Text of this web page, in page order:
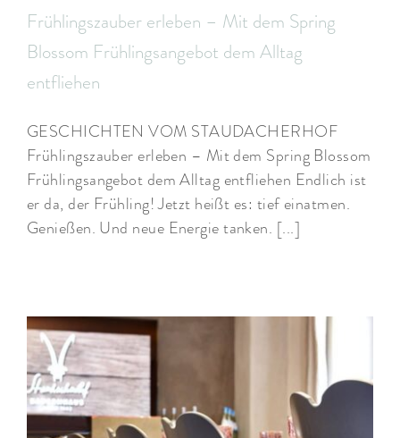
Frühlingszauber erleben – Mit dem Spring
Blossom Frühlingsangebot dem Alltag
entfliehen
GESCHICHTEN VOM STAUDACHERHOF
Frühlingszauber erleben – Mit dem Spring Blossom
Frühlingsangebot dem Alltag entfliehen Endlich ist
er da, der Frühling! Jetzt heißt es: tief einatmen.
Genießen. Und neue Energie tanken. [...]